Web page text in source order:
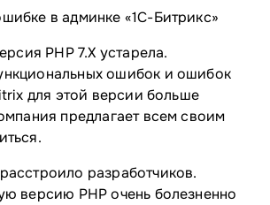
в админке «1С-Битрикс»
PHP 7.Х устарела.
ошибок и ошибок
для этой версии больше
предлагает всем своим
разработчиков.
версию PHP очень болезненно